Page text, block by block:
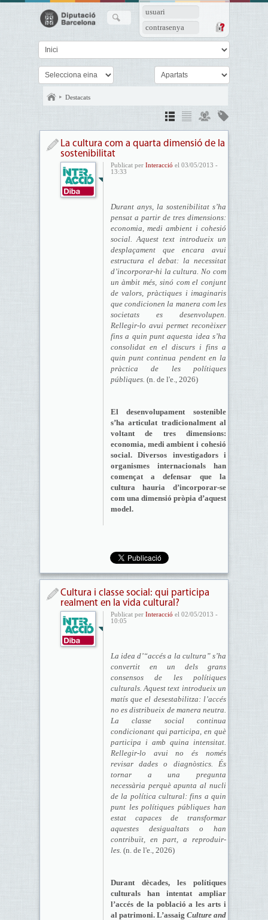
usuari
contrasenya
Destacats
La cultura com a quarta dimensió de la
sostenibilitat
Publicat per Interacció el 03/05/2013 -
13:33
Durant anys, la sostenibilitat s’ha
pensat a partir de tres dimensions:
economia, medi ambient i cohesió
social. Aquest text introdueix un
desplaçament que encara avui
estructura el debat: la necessitat
d’incorporar-hi la cultura. No com
un àmbit més, sinó com el conjunt
de valors, pràctiques i imaginaris
que condicionen la manera com les
societats es desenvolupen.
Rellegir-lo avui permet reconèixer
fins a quin punt aquesta idea s’ha
consolidat en el discurs i fins a
quin punt continua pendent en la
pràctica de les polítiques
públiques. (n. de l'e., 2026)
El desenvolupament sostenible
s’ha articulat tradicionalment al
voltant de tres dimensions:
economia, medi ambient i cohesió
social. Diversos investigadors i
organismes internacionals han
començat a defensar que la
cultura hauria d’incorporar-se
com una dimensió pròpia d’aquest
model.
Cultura i classe social: qui participa
realment en la vida cultural?
Publicat per Interacció el 02/05/2013 -
10:05
La idea d’“accés a la cultura” s’ha
convertit en un dels grans
consensos de les polítiques
culturals. Aquest text introdueix un
matís que el desestabilitza: l’accés
no es distribueix de manera neutra.
La classe social continua
condicionant qui participa, en què
participa i amb quina intensitat.
Rellegir-lo avui no és només
revisar dades o diagnòstics. És
tornar a una pregunta
necessària perquè apunta al nucli
de la política cultural: fins a quin
punt les polítiques públiques han
estat capaces de transformar
aquestes desigualtats o han
contribuït, en part, a reproduir-
les. (n. de l'e., 2026)
Durant dècades, les polítiques
culturals han intentat ampliar
l’accés de la població a les arts i
al patrimoni. L’assaigCulture and